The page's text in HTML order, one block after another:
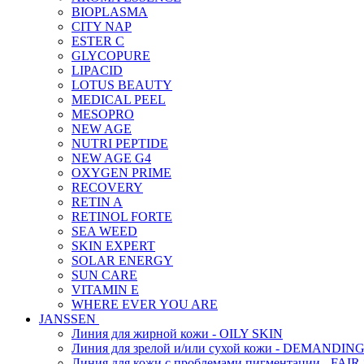
BIOPLASMA
CITY NAP
ESTER C
GLYCOPURE
LIPACID
LOTUS BEAUTY
MEDICAL PEEL
MESOPRO
NEW AGE
NUTRI PEPTIDE
NEW AGE G4
OXYGEN PRIME
RECOVERY
RETIN A
RETINOL FORTE
SEA WEED
SKIN EXPERT
SOLAR ENERGY
SUN CARE
VITAMIN E
WHERE EVER YOU ARE
JANSSEN
Линия для жирной кожи - OILY SKIN
Линия для зрелой и/или сухой кожи -